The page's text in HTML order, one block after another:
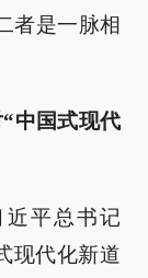
者是一脉相
中国式现代
平总书记
现代化新道